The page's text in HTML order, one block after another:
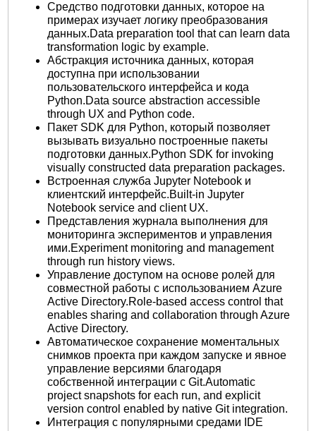
Средство подготовки данных, которое на
примерах изучает логику преобразования
данных.Data preparation tool that can learn data
transformation logic by example.
Абстракция источника данных, которая
доступна при использовании
пользовательского интерфейса и кода
Python.Data source abstraction accessible
through UX and Python code.
Пакет SDK для Python, который позволяет
вызывать визуально построенные пакеты
подготовки данных.Python SDK for invoking
visually constructed data preparation packages.
Встроенная служба Jupyter Notebook и
клиентский интерфейс.Built-in Jupyter
Notebook service and client UX.
Представления журнала выполнения для
мониторинга экспериментов и управления
ими.Experiment monitoring and management
through run history views.
Управление доступом на основе ролей для
совместной работы с использованием Azure
Active Directory.Role-based access control that
enables sharing and collaboration through Azure
Active Directory.
Автоматическое сохранение моментальных
снимков проекта при каждом запуске и явное
управление версиями благодаря
собственной интеграции с Git.Automatic
project snapshots for each run, and explicit
version control enabled by native Git integration.
Интеграция с популярными средами IDE